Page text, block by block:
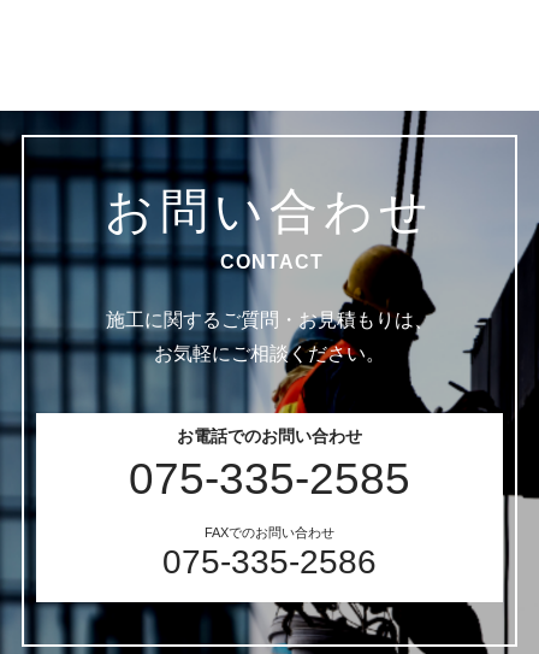
お問い合わせ
CONTACT
施工に関するご質問・お見積もりは、
お気軽にご相談ください。
お電話でのお問い合わせ
075-335-2585
FAXでのお問い合わせ
075-335-2586